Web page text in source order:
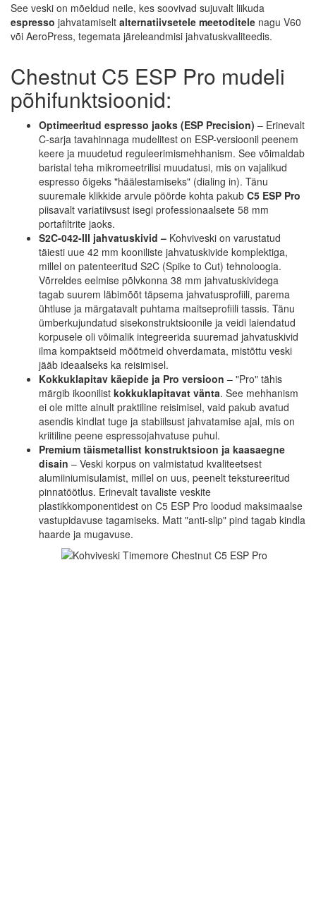
See veski on mõeldud neile, kes soovivad sujuvalt liikuda
espresso jahvatamiselt alternatiivsetele meetoditele nagu V60
või AeroPress, tegemata järeleandmisi jahvatuskvaliteedis.
Chestnut C5 ESP Pro mudeli
põhifunktsioonid:
Optimeeritud espresso jaoks (ESP Precision) – Erinevalt
C-sarja tavahinnaga mudelitest on ESP-versioonil peenem
keere ja muudetud reguleerimismehhanism. See võimaldab
baristal teha mikromeetrilisi muudatusi, mis on vajalikud
espresso õigeks "häälestamiseks" (dialing in). Tänu
suuremale klikkide arvule pöörde kohta pakub C5 ESP Pro
piisavalt variatiivsust isegi professionaalsete 58 mm
portafiltrite jaoks.
S2C-042-III jahvatuskivid – Kohviveski on varustatud
täiesti uue 42 mm kooniliste jahvatuskivide komplektiga,
millel on patenteeritud S2C (Spike to Cut) tehnoloogia.
Võrreldes eelmise põlvkonna 38 mm jahvatuskividega
tagab suurem läbimõõt täpsema jahvatusprofiili, parema
ühtluse ja märgatavalt puhtama maitseprofiili tassis. Tänu
ümberkujundatud sisekonstruktsioonile ja veidi laiendatud
korpusele oli võimalik integreerida suuremad jahvatuskivid
ilma kompaktseid mõõtmeid ohverdamata, mistõttu veski
jääb ideaalseks ka reisimisel.
Kokkuklapitav käepide ja Pro versioon – "Pro" tähis
märgib ikoonilist kokkuklapitavat vänta. See mehhanism
ei ole mitte ainult praktiline reisimisel, vaid pakub avatud
asendis kindlat tuge ja stabiilsust jahvatamise ajal, mis on
kriitiline peene espressojahvatuse puhul.
Premium täismetallist konstruktsioon ja kaasaegne
disain – Veski korpus on valmistatud kvaliteetsest
alumiiniumisulamist, millel on uus, peenelt tekstureeritud
pinnatöötlus. Erinevalt tavaliste veskite
plastikkomponentidest on C5 ESP Pro loodud maksimaalse
vastupidavuse tagamiseks. Matt "anti-slip" pind tagab kindla
haarde ja mugavuse.